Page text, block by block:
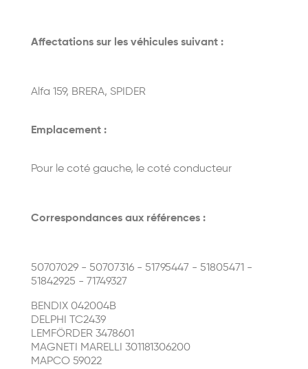
Affectations sur les véhicules suivant :
Alfa 159, BRERA, SPIDER
Emplacement :
Pour le coté gauche, le coté conducteur
Correspondances aux références :
50707029 - 50707316 - 51795447 - 51805471 -
51842925 - 71749327
BENDIX 042004B
DELPHI TC2439
LEMFÖRDER 3478601
MAGNETI MARELLI 301181306200
MAPCO 59022